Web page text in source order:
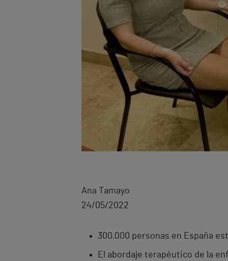
Ana Tamayo
24/05/2022
300.000 personas en España
El abordaje terapéutico de la